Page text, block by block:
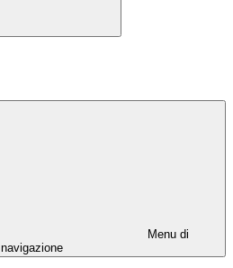
Menu di
navigazione